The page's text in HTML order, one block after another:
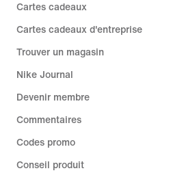
Cartes cadeaux
Cartes cadeaux d'entreprise
Trouver un magasin
Nike Journal
Devenir membre
Commentaires
Codes promo
Conseil produit